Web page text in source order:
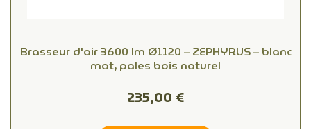
Brasseur d'air 3600 lm Ø1120 – ZEPHYRUS – blanc
mat, pales bois naturel
235,00 €